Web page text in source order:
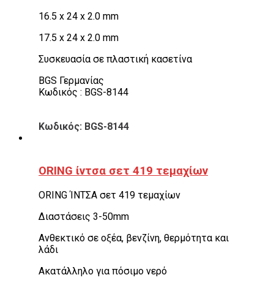
16.5 x 24 x 2.0 mm
17.5 x 24 x 2.0 mm
Συσκευασία σε πλαστική κασετίνα
BGS Γερμανίας
Κωδικός : BGS-8144
Κωδικός: BGS-8144
ORING ίντσα σετ 419 τεμαχίων
ORING ΊΝΤΣΑ σετ 419 τεμαχίων
Διαστάσεις 3-50mm
Ανθεκτικό σε οξέα, βενζίνη, θερμότητα και
λάδι
Ακατάλληλο για πόσιμο νερό